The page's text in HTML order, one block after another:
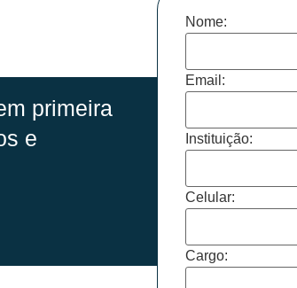
primeira
e
Nome:
Email:
Instituição:
Celular:
Cargo: